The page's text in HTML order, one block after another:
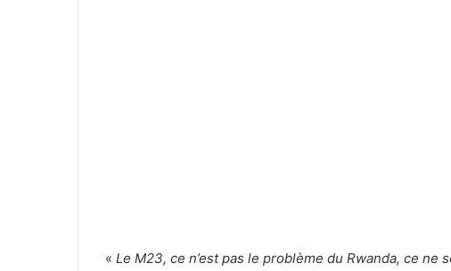
« Le M23, ce n’est pas le problème du Rwanda, ce ne